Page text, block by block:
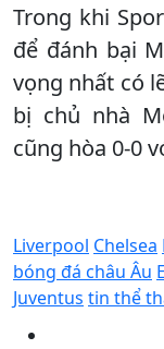
Trong khi
để đánh bại
vọng nhất có
bị chủ nhà
cũng hòa 0-0
Liverpool Chelsea
bóng đá châu Âu
Juventus tin thể